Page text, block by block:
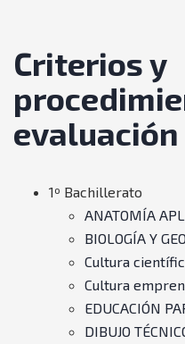
Criterios y
evaluación
1º Bachillerato
ANATOMÍA
BIOLOGÍA Y
Cultura
Cultura
EDUCACIÓN
DIBUJO